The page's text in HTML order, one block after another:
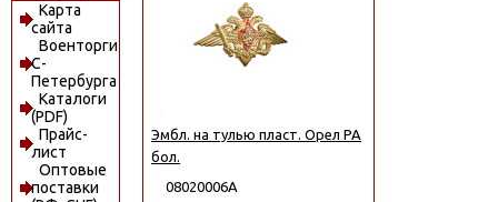
Карта
сайта
Военторги
С-
Петербурга
Каталоги
(PDF)
Прайс-
лист
Оптовые
поставки
Эмбл. на тулью пласт. Орел РА
бол.
08020006А